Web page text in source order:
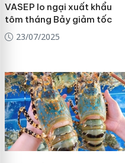
VASEP lo ngại xuất khẩu
tôm tháng Bảy giảm tốc
23/07/2025